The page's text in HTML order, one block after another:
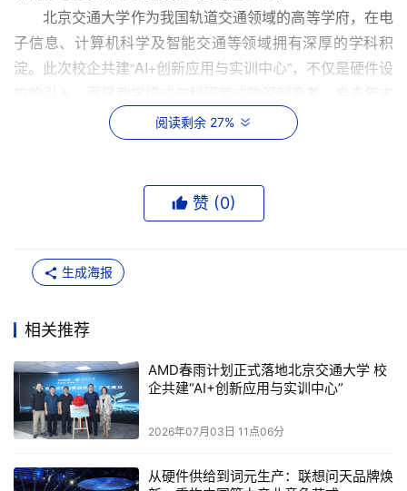
北京交通大学作为我国轨道交通领域的高等学府，在电
子信息、计算机科学及智能交通等领域拥有深厚的学科积
淀。此次校企共建“AI+创新应用与实训中心”，不仅是硬件设
AMD高校“春雨计划”走进北京交通大学以来，以AMD锐龙AI
Max+395平台为核心的AMD端侧智能体AI解决方案，以及
可及、易用、开放、创新的教学研平台。如今北京交通大学
计算机科学与技术学院教授王东作为“AI+创新应用与实训中
“异构并行计算和信息实训”相关课程。
Max+395凭借创新的“CPU+GPU+NPU”异构架构，集成16
NPU，通过统一内存架构最高支持128GB内存，并分配
96GB专用于显存，彻底解决了本地大模型运行的显存焦
虑，开箱即用，方便本地部署，可精准匹配高校教学、科研
新平台。
阅读剩余 27%
赞 (0)
生成海报
相关推荐
AMD春雨计划正式落地北京交通大学 校
企共建“AI+创新应用与实训中心”
2026年07月03日 11点06分
从硬件供给到词元生产：联想问天品牌焕